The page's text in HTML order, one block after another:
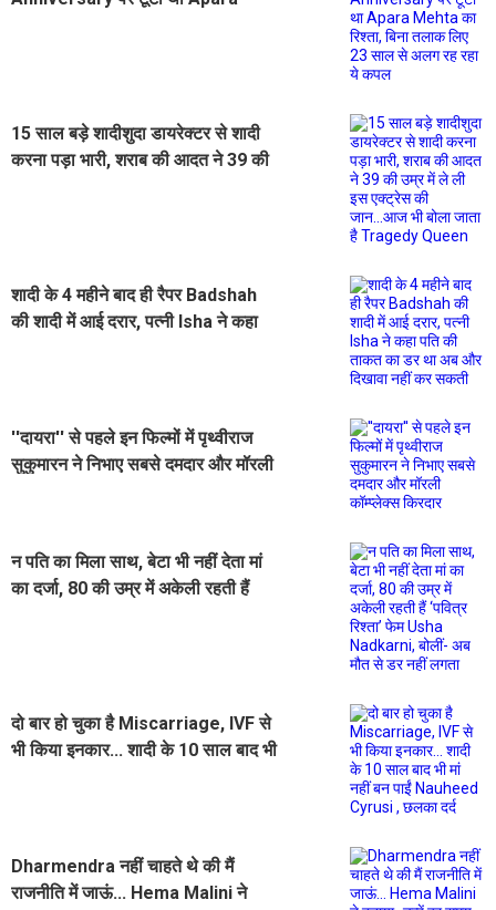
15 साल बड़े शादीशुदा डायरेक्टर से शादी
करना पड़ा भारी, शराब की आदत ने 39 की
शादी के 4 महीने बाद ही रैपर Badshah
की शादी में आई दरार, पत्नी Isha ने कहा
''दायरा'' से पहले इन फिल्मों में पृथ्वीराज
सुकुमारन ने निभाए सबसे दमदार और मॉरली
न पति का मिला साथ, बेटा भी नहीं देता मां
का दर्जा, 80 की उम्र में अकेली रहती हैं
दो बार हो चुका है Miscarriage, IVF से
भी किया इनकार... शादी के 10 साल बाद भी
Dharmendra नहीं चाहते थे की मैं
राजनीति में जाऊं... Hema Malini ने